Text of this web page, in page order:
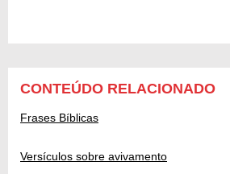
CONTEÚDO RELACIONADO
Frases Bíblicas
Versículos sobre avivamento